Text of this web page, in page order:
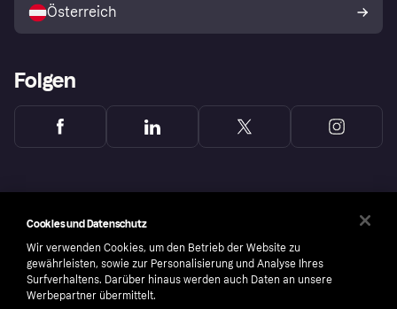
Österreich
Folgen
Cookies und Datenschutz
Wir verwenden Cookies, um den Betrieb der Website zu
gewährleisten, sowie zur Personalisierung und Analyse Ihres
Surfverhaltens. Darüber hinaus werden auch Daten an unsere
Werbepartner übermittelt.